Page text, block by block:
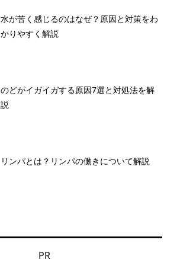
水が苦く感じるのはなぜ？原因と対策をわ
かりやすく解説
のどがイガイガする原因7選と対処法を解
説
リンパとは？リンパの働きについて解説
PR